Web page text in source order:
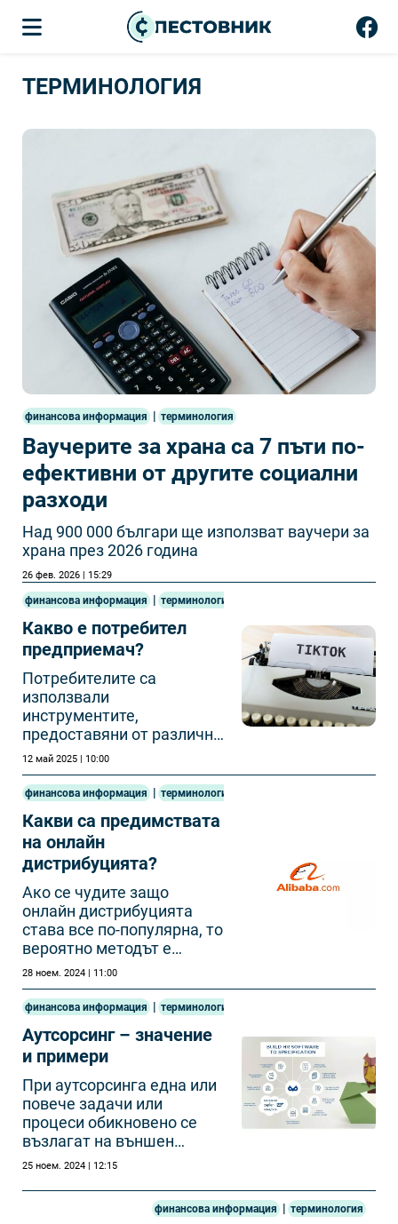
ТЕРМИНОЛОГИЯ
финансова информация | терминология
Ваучерите за храна са 7 пъти по-
ефективни от другите социални
разходи
Над 900 000 българи ще използват ваучери за
храна през 2026 година
26 фев. 2026 | 15:29
финансова информация | терминология
Какво е потребител
предприемач?
Потребителите са
използвали
инструментите,
предоставяни от различни
платформи, за да
създават бизнеси и
общности.
12 май 2025 | 10:00
финансова информация | терминология
Какви са предимствата
на онлайн
дистрибуцията?
Ако се чудите защо
онлайн дистрибуцията
става все по-популярна, то
вероятно методът е
толкова предпочитан
поради следните причини
28 ноем. 2024 | 11:00
финансова информация | терминология
Аутсорсинг – значение
и примери
При аутсорсинга една или
повече задачи или
процеси обикновено се
възлагат на външен
партньор.
25 ноем. 2024 | 12:15
финансова информация | терминология